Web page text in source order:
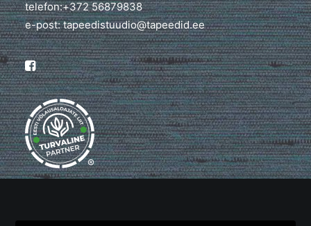
telefon:+372 56879838
e-post: tapeedistuudio@tapeedid.ee
®